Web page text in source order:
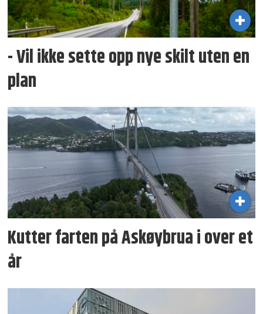
- Vil ikke sette opp nye skilt uten en
plan
Kutter farten på Askøybrua i over et
år